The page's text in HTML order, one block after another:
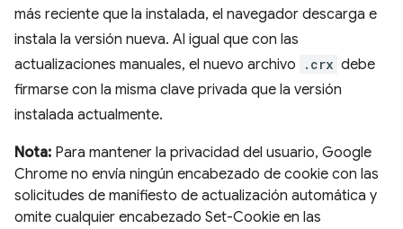
más reciente que la instalada, el navegador descarga e
instala la versión nueva. Al igual que con las
actualizaciones manuales, el nuevo archivo
.crx debe
firmarse con la misma clave privada que la versión
instalada actualmente.
Nota: Para mantener la privacidad del usuario, Google
Chrome no envía ningún encabezado de cookie con las
solicitudes de manifiesto de actualización automática y
omite cualquier encabezado Set-Cookie en las